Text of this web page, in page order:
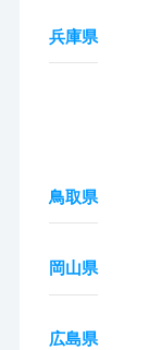
兵庫県
鳥取県
岡山県
広島県